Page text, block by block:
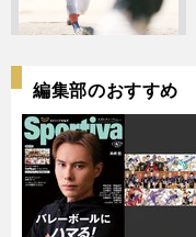
ー
バ
編集部のおすすめ